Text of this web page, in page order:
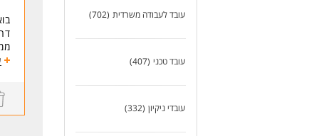
עובד לעבודה משרדית (702)
עובד טכני (407)
עובדי ניקיון (332)